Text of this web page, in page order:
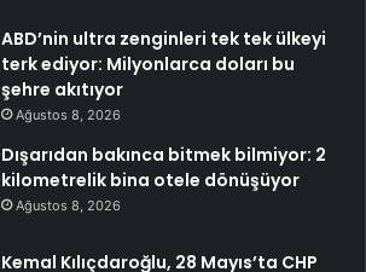
ABD’nin ultra zenginleri tek tek ülkeyi
terk ediyor: Milyonlarca doları bu
şehre akıtıyor
Ağustos 8, 2026
Dışarıdan bakınca bitmek bilmiyor: 2
kilometrelik bina otele dönüşüyor
Ağustos 8, 2026
Kemal Kılıçdaroğlu, 28 Mayıs’ta CHP